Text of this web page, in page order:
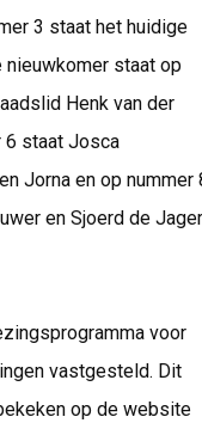
3 staat het huidige
staat op
Henk van der
6 staat Josca
Jorna en op nummer
en Sjoerd de Jager
voor
vastgesteld. Dit
op de website